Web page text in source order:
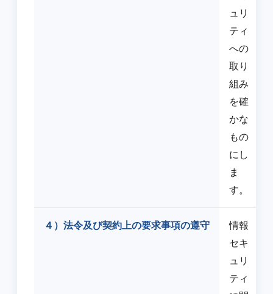
ュリ
ティ
への
取り
組み
を確
かな
もの
にし
ま
す。
４）法令及び契約上の要求事項の遵守
情報
セキ
ュリ
ティ